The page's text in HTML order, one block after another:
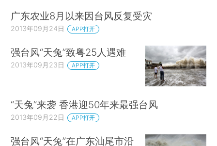
广东农业8月以来因台风反复受灾
2013年09月24日 APP打开
强台风“天兔”致粤25人遇难
2013年09月23日 APP打开
“天兔”来袭 香港迎50年来最强台风
2013年09月22日 APP打开
强台风“天兔”在广东汕尾市沿